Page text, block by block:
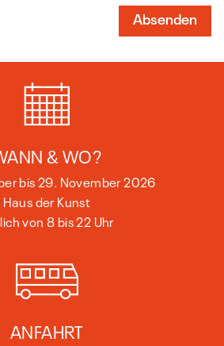
Absenden
& WO?
bis 29. November 2026
Haus der Kunst
von 8 bis 22 Uhr
ANFAHRT